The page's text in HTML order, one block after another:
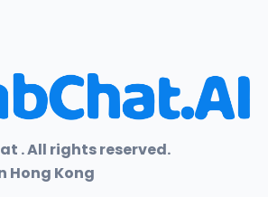
. All rights reserved.
Hong Kong